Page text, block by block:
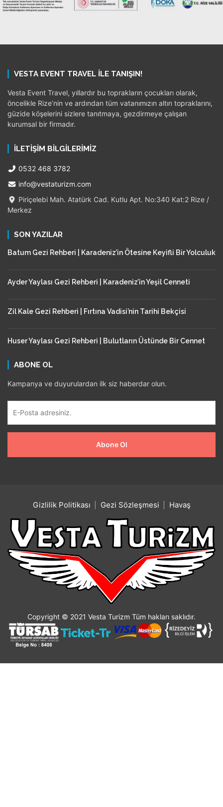
VESTA EVENT TRAVEL ILE TANIŞIN!
Vesta Event Travel, yıllardır bu toprakların çocukları olarak,
öncelikle Rize’nin ve ardından tüm vatanımızın altın topraklarını,
güzide köşelerini sizlere tanıtmaya, gezdirmeye çalışan
kurumsal bir firmadır.
İLETIŞIM BILGILERIMIZ
0532 468 3782
info@vestaturizm.com
Piriçelebi Mah. Atatürk Cad. Kutlu Apt. No:340 Kat:2 Rize /
Merkez
SON YAZILAR
Batum Gezi Rehberi | Karadeniz’in Ötesine Keyifli Bir Yolculuk
Ayder Yaylası Gezi Rehberi | Karadeniz’in Yeşil Cenneti
Zil Kale Gezi Rehberi | Fırtına Vadisi’nin Tarihi Bekçisi
Huser Yaylası Gezi Rehberi | Bulutların Üstünde Bir Cennet
ABONE OL
Kampanya ve duyurulardan ilk siz haberdar olun.
Gizlilik Politikası Gezi Sözleşmesi Havaş
Copyright © 2021 Vesta Turizm Tüm hakları saklıdır.